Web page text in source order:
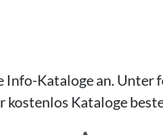
Kataloge an. Unter
kostenlos Kataloge